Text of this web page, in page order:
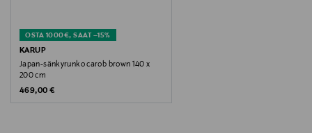
Koko
140 x 200 cm
OSTA 1000€, SAAT –15%
KARUP
Japan-sänkyrunko carob brown 140 x
200 cm
Original Price
469,00 €